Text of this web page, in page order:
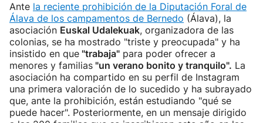
Ante la reciente prohibición de la Diputación Foral de
Álava de los campamentos de Bernedo (Álava), la
asociación Euskal Udalekuak, organizadora de las
colonias, se ha mostrado "triste y preocupada" y ha
insistido en que "trabaja" para poder ofrecer a
menores y familias "un verano bonito y tranquilo". La
asociación ha compartido en su perfil de Instagram
una primera valoración de lo sucedido y ha subrayado
que, ante la prohibición, están estudiando "qué se
puede hacer". Posteriormente, en un mensaje dirigido